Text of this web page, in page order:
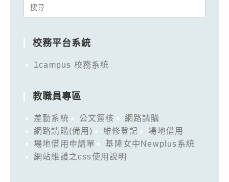
Search
校務平台系統
1campus 校務系統
教職員專區
差勤系統 公文簽核
網路請購
網路請購(備用)
維修登記
場地借用
場地借用申請單
基隆女中Newplus系統
網站維護之css使用說明